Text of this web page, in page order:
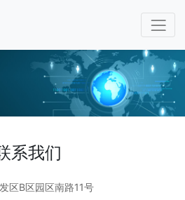
系我们
区B区园区南路11号